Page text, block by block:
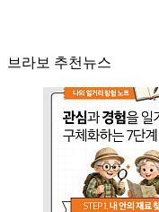
브라보 추천뉴스